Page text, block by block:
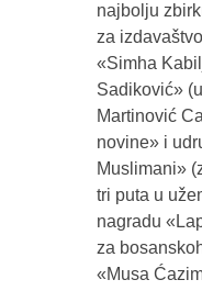
najbolju
za
«Simha
Sadiković»
Martinović
novine» i
Muslimani»
tri puta u
nagradu
za
«Musa